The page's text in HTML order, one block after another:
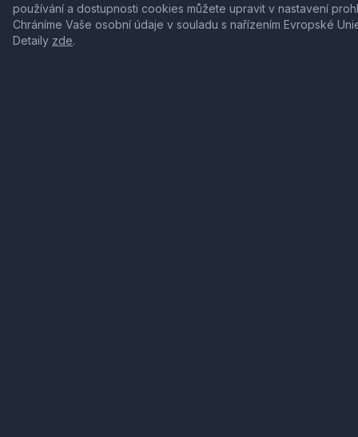
používání a dostupnosti cookies můžete upravit v nastavení
Chráníme Vaše osobní údaje v souladu s nařízením Evropské
Detaily zde.